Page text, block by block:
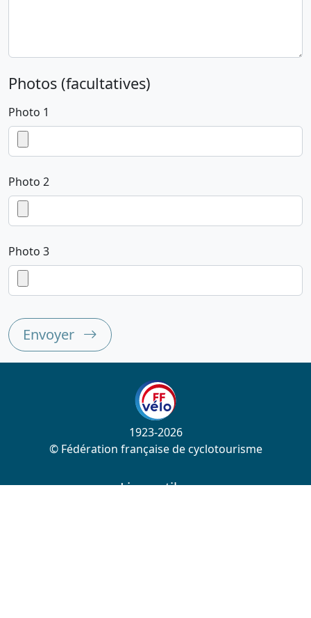
Photos (facultatives)
Photo 1
Photo 2
Photo 3
Envoyer
1923-2026
© Fédération française de cyclotourisme
Liens utiles